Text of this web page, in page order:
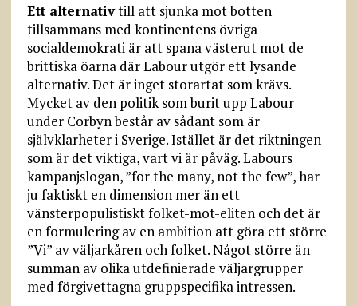
Ett alternativtill att sjunka mot botten
tillsammans med kontinentens övriga
socialdemokrati är att spana västerut mot de
brittiska öarna där Labour utgör ett lysande
alternativ. Det är inget storartat som krävs.
Mycket av den politik som burit upp Labour
under Corbyn består av sådant som är
självklarheter i Sverige. Istället är det riktningen
som är det viktiga, vart vi är påväg. Labours
kampanjslogan, ”for the many, not the few”, har
ju faktiskt en dimension mer än ett
vänsterpopulistiskt folket-mot-eliten och det är
en formulering av en ambition att göra ett större
”Vi” av väljarkåren och folket. Något större än
summan av olika utdefinierade väljargrupper
med förgivettagna gruppspecifika intressen.